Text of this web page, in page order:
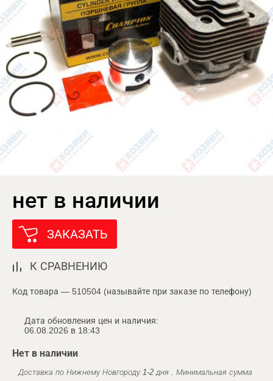
нет в наличии
ЗАКАЗАТЬ
К СРАВНЕНИЮ
Код товара — 510504 (называйте при заказе по телефону)
Дата обновления цен и наличия:
06.08.2026 в 18:43
Нет в наличии
Доставка по Нижнему Новгороду 1-2 дня . Минимальная сумма